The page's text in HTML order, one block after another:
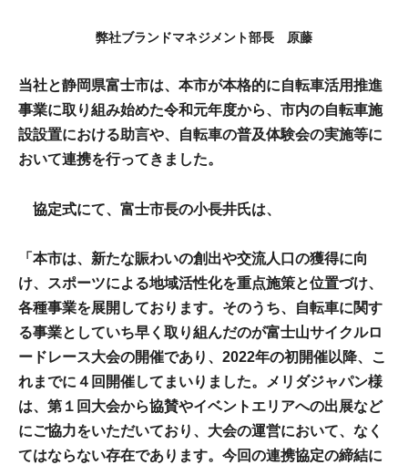
弊社ブランドマネジメント部長 原藤
当社と静岡県富士市は、本市が本格的に自転車活用推進
事業に取り組み始めた令和元年度から、市内の自転車施
設設置における助言や、自転車の普及体験会の実施等に
おいて連携を行ってきました。
協定式にて、富士市長の小長井氏は、
「本市は、新たな賑わいの創出や交流人口の獲得に向
け、スポーツによる地域活性化を重点施策と位置づけ、
各種事業を展開しております。そのうち、自転車に関す
る事業としていち早く取り組んだのが富士山サイクルロ
ードレース大会の開催であり、2022年の初開催以降、こ
れまでに４回開催してまいりました。メリダジャパン様
は、第１回大会から協賛やイベントエリアへの出展など
にご協力をいただいており、大会の運営において、なく
てはならない存在であります。今回の連携協定の締結に